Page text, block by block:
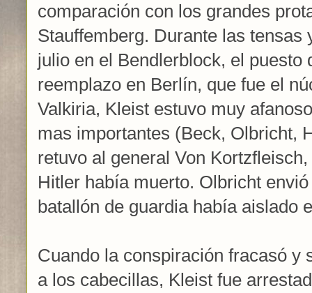
comparación con los grandes
Stauffemberg. Durante las tensas
julio en el Bendlerblock, el puesto
reemplazo en Berlín, que fue el
Valkiria, Kleist estuvo muy
mas importantes (Beck, Olbricht,
retuvo al general Von
Hitler había muerto. Olbricht
batallón de guardia había aislado
Cuando la conspiración fracasó y
a los cabecillas, Kleist fue